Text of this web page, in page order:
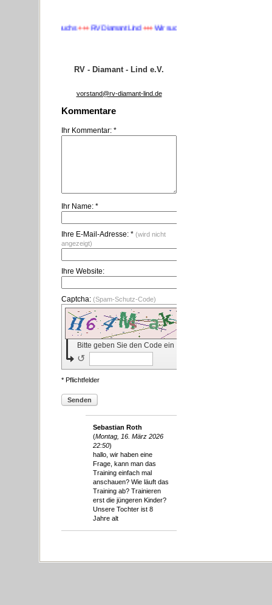
+++RV Diamant Lind+++Wir suchen Nachwuchs
RV - Diamant - Lind e.V.
vorstand@rv-diamant-lind.de
Kommentare
Ihr Kommentar: *
Ihr Name: *
Ihre E-Mail-Adresse: * (wird nicht
angezeigt)
Ihre Website:
Captcha: (Spam-Schutz-Code)
Bitte geben Sie den Code ein
↺
* Pflichtfelder
Senden
Sebastian Roth
(Montag, 16. März 2026
22:50)
hallo, wir haben eine
Frage, kann man das
Training einfach mal
anschauen? Wie läuft das
Training ab? Trainieren
erst die jüngeren Kinder?
Unsere Tochter ist 8
Jahre alt